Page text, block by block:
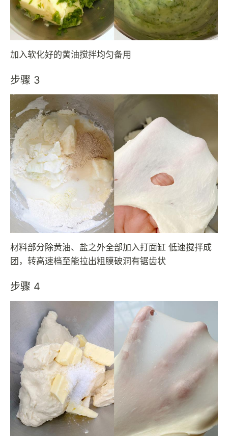
加入软化好的黄油搅拌均匀备用
步骤 3
材料部分除黄油、盐之外全部加入打面缸 低速搅拌成
团，转高速档至能拉出粗膜破洞有锯齿状
步骤 4